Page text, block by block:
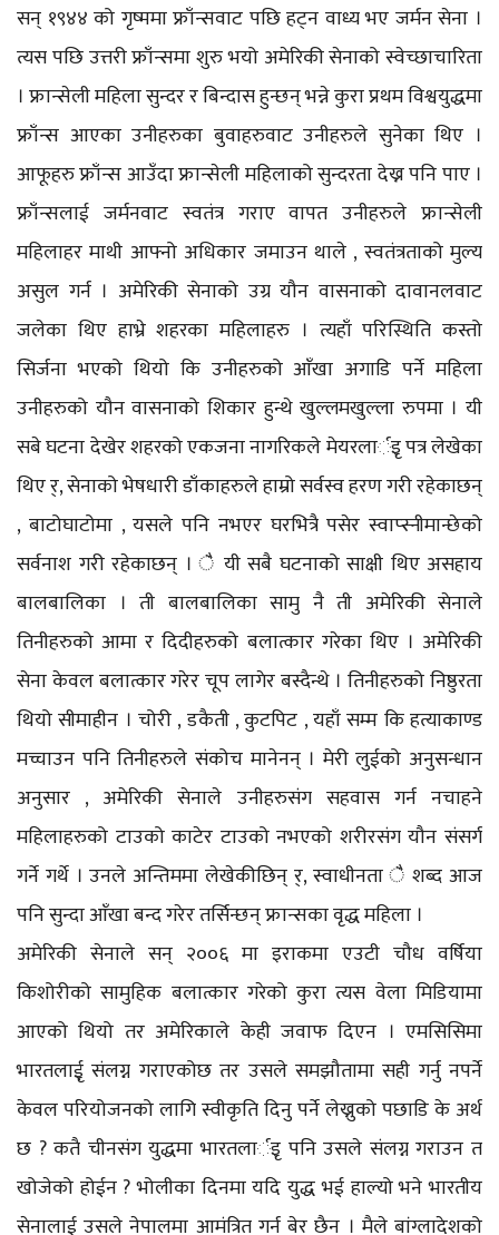
सन् १९४४ को गृष्ममा फ्राँन्सवाट पछि हट्न वाध्य भए जर्मन सेना ।
त्यस पछि उत्तरी फ्राँन्समा शुरु भयो अमेरिकी सेनाको स्वेच्छाचारिता
। फ्रान्सेली महिला सुन्दर र बिन्दास हुन्छन् भन्ने कुरा प्रथम विश्वयुद्धमा
फ्राँन्स आएका उनीहरुका बुवाहरुवाट उनीहरुले सुनेका थिए ।
आफूहरु फ्राँन्स आउँदा फ्रान्सेली महिलाको सुन्दरता देख्न पनि पाए ।
फ्राँन्सलाई जर्मनवाट स्वतंत्र गराए वापत उनीहरुले फ्रान्सेली
महिलाहर माथी आफ्नो अधिकार जमाउन थाले , स्वतंत्रताको मुल्य
असुल गर्न । अमेरिकी सेनाको उग्र यौन वासनाको दावानलवाट
जलेका थिए हाभ्रे शहरका महिलाहरु । त्यहाँ परिस्थिति कस्तो
सिर्जना भएको थियो कि उनीहरुको आँखा अगाडि पर्ने महिला
उनीहरुको यौन वासनाको शिकार हुन्थे खुल्लमखुल्ला रुपमा । यी
सबे घटना देखेर शहरको एकजना नागरिकले मेयरलार्इृ पत्र लेखेका
थिए र्, सेनाको भेषधारी डाँकाहरुले हाम्रो सर्वस्व हरण गरी रहेकाछन्
, बाटोघाटोमा , यसले पनि नभएर घरभित्रै पसेर स्वाप्स्नीमान्छेको
सर्वनाश गरी रहेकाछन् । ै यी सबै घटनाको साक्षी थिए असहाय
बालबालिका । ती बालबालिका सामु नै ती अमेरिकी सेनाले
तिनीहरुको आमा र दिदीहरुको बलात्कार गरेका थिए । अमेरिकी
सेना केवल बलात्कार गरेर चूप लागेर बस्दैन्थे । तिनीहरुको निष्ठुरता
थियो सीमाहीन । चोरी , डकैती , कुटपिट , यहाँ सम्म कि हत्याकाण्ड
मच्चाउन पनि तिनीहरुले संकोच मानेनन् । मेरी लुईको अनुसन्धान
अनुसार , अमेरिकी सेनाले उनीहरुसंग सहवास गर्न नचाहने
महिलाहरुको टाउको काटेर टाउको नभएको शरीरसंग यौन संसर्ग
गर्ने गर्थे । उनले अन्तिममा लेखेकीछिन् र्, स्वाधीनता ै शब्द आज
पनि सुन्दा आँखा बन्द गरेर तर्सिन्छन् फ्रान्सका वृद्ध महिला ।
अमेरिकी सेनाले सन् २००६ मा इराकमा एउटी चौध वर्षिया
किशोरीको सामुहिक बलात्कार गरेको कुरा त्यस वेला मिडियामा
आएको थियो तर अमेरिकाले केही जवाफ दिएन । एमसिसिमा
भारतलाईृ संलग्न गराएकोछ तर उसले समझौतामा सही गर्नु नपर्ने
केवल परियोजनको लागि स्वीकृति दिनु पर्ने लेख्नुको पछाडि के अर्थ
छ ? कतै चीनसंग युद्धमा भारतलार्इृ पनि उसले संलग्न गराउन त
खोजेको होईन ? भोलीका दिनमा यदि युद्ध भई हाल्यो भने भारतीय
सेनालाई उसले नेपालमा आमंत्रित गर्न बेर छैन । मैले बांग्लादेशको